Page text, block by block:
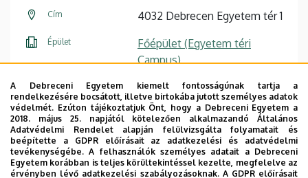
Cím 4032 Debrecen Egyetem tér 1
Épület
Főépület (Egyetem téri
Campus)
Emelet, ajtó földszint, 11
Weboldal
Szervezeti weboldal
Weboldal
Tudóstér profil
Leírás
A Debreceni Egyetem kiemelt fontosságúnak tartja a
rendelkezésére bocsátott, illetve birtokába jutott személyes adatok
védelmét. Ezúton tájékoztatjuk Önt, hogy a Debreceni Egyetem a
2018. május 25. napjától kötelezően alkalmazandó Általános
Adatvédelmi Rendelet alapján felülvizsgálta folyamatait és
beépítette a GDPR előírásait az adatkezelési és adatvédelmi
tevékenységébe. A felhasználók személyes adatait a Debreceni
Egyetem korábban is teljes körültekintéssel kezelte, megfelelve az
érvényben lévő adatkezelési szabályozásoknak. A GDPR előírásait